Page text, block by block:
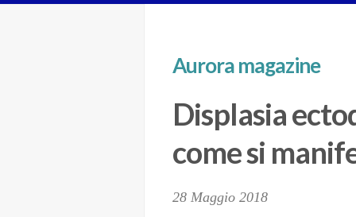
Aurora magazine
Displasia
come si
28 Maggio 2018